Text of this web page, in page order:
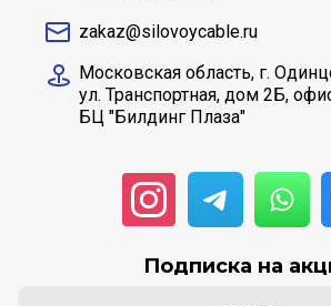
zakaz@silovoycable.ru
Московская область, г.
ул. Транспортная, дом 2Б,
БЦ "Билдинг Плаза"
Подписка на